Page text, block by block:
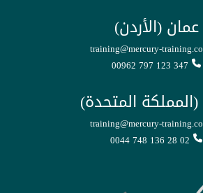
عمان (الأردن)
training@mercury-
00962 797 123 347
المتحدة)
training@mercury-
0044 748 136 28 02